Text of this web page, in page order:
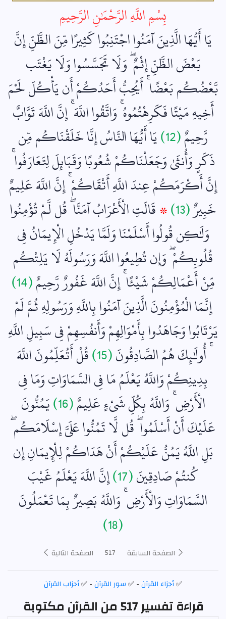
بِسْمِ اللَّهِ الرَّحْمَٰنِ الرَّحِيمِ
يَا أَيُّهَا الَّذِينَ آمَنُوا اجْتَنِبُوا كَثِيرًا مِّنَ الظَّنِّ إِنَّ
بَعْضَ الظَّنِّ إِثْمٌ ۖ وَلَا تَجَسَّسُوا وَلَا يَغْتَب
بَّعْضُكُم بَعْضًا ۚ أَيُحِبُّ أَحَدُكُمْ أَن يَأْكُلَ لَحْمَ
أَخِيهِ مَيْتًا فَكَرِهْتُمُوهُ ۚ وَاتَّقُوا اللَّهَ ۚ إِنَّ اللَّهَ تَوَّابٌ
رَّحِيمٌ(12)
يَا أَيُّهَا النَّاسُ إِنَّا خَلَقْنَاكُم مِّن
ذَكَرٍ وَأُنثَىٰ وَجَعَلْنَاكُمْ شُعُوبًا وَقَبَائِلَ لِتَعَارَفُوا ۚ
إِنَّ أَكْرَمَكُمْ عِندَ اللَّهِ أَتْقَاكُمْ ۚ إِنَّ اللَّهَ عَلِيمٌ
خَبِيرٌ(13) ۞قَالَتِ الْأَعْرَابُ آمَنَّا ۖ قُل لَّمْ تُؤْمِنُوا
وَلَٰكِن قُولُوا أَسْلَمْنَا وَلَمَّا يَدْخُلِ الْإِيمَانُ فِي
قُلُوبِكُمْ ۖ وَإِن تُطِيعُوا اللَّهَ وَرَسُولَهُ لَا يَلِتْكُم
مِّنْ أَعْمَالِكُمْ شَيْئًا ۚ إِنَّ اللَّهَ غَفُورٌ رَّحِيمٌ(14)
إِنَّمَا الْمُؤْمِنُونَ الَّذِينَ آمَنُوا بِاللَّهِ وَرَسُولِهِ ثُمَّ لَمْ
يَرْتَابُوا وَجَاهَدُوا بِأَمْوَالِهِمْ وَأَنفُسِهِمْ فِي سَبِيلِ اللَّهِ
ۚ أُولَٰئِكَ هُمُ الصَّادِقُونَ(15)
قُلْ أَتُعَلِّمُونَ اللَّهَ
بِدِينِكُمْ وَاللَّهُ يَعْلَمُ مَا فِي السَّمَاوَاتِ وَمَا فِي
الْأَرْضِ ۚ وَاللَّهُ بِكُلِّ شَيْءٍ عَلِيمٌ(16)
يَمُنُّونَ
عَلَيْكَ أَنْ أَسْلَمُوا ۖ قُل لَّا تَمُنُّوا عَلَيَّ إِسْلَامَكُم ۖ
بَلِ اللَّهُ يَمُنُّ عَلَيْكُمْ أَنْ هَدَاكُمْ لِلْإِيمَانِ إِن
كُنتُمْ صَادِقِينَ(17)
إِنَّ اللَّهَ يَعْلَمُ غَيْبَ
السَّمَاوَاتِ وَالْأَرْضِ ۚ وَاللَّهُ بَصِيرٌ بِمَا تَعْمَلُونَ
(18)
الصفحة السابقة 517 الصفحة التالية
✅أجزاء القرآن- ✅سور القرآن- ✅أحزاب القرآن
قراءة تفسير 517 من القرآن مكتوبة